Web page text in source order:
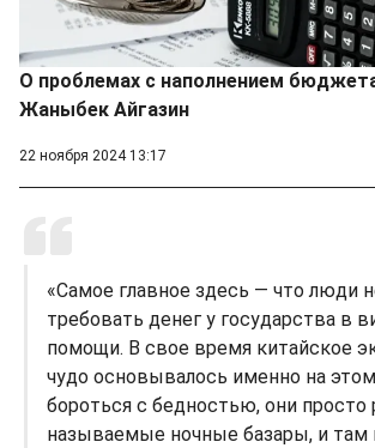
О проблемах с наполнением
Жаныбек Айгазин
22 ноября 2024 13:17
«Самое главное здесь — что люди
требовать денег у государства в
помощи. В свое время китайское
чудо основывалось именно на
бороться с бедностью, они просто
называемые ночные базары, и там